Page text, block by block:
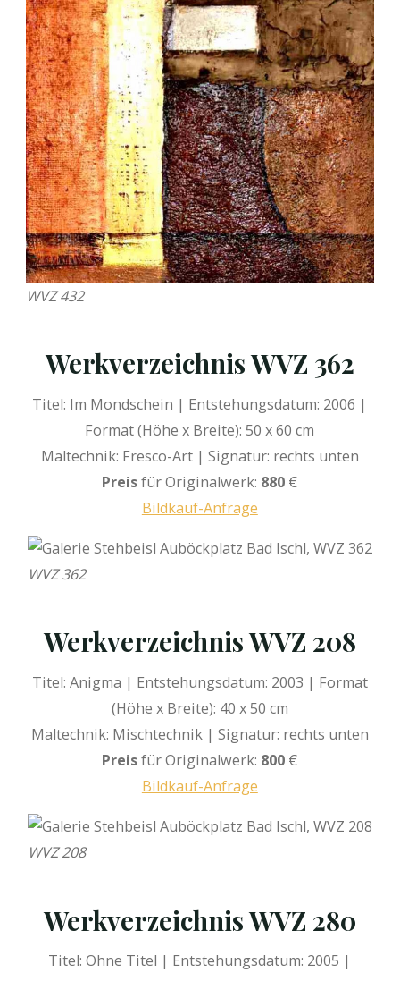
WVZ 432
Werkverzeichnis WVZ 362
Titel: Im Mondschein | Entstehungsdatum: 2006 |
Format (Höhe x Breite): 50 x 60 cm
Maltechnik: Fresco-Art | Signatur: rechts unten
Preisfür Originalwerk: 880 €
Bildkauf-Anfrage
WVZ 362
Werkverzeichnis WVZ 208
Titel: Anigma | Entstehungsdatum: 2003 | Format
(Höhe x Breite): 40 x 50 cm
Maltechnik: Mischtechnik | Signatur: rechts unten
Preisfür Originalwerk: 800 €
Bildkauf-Anfrage
WVZ 208
Werkverzeichnis WVZ 280
Titel: Ohne Titel | Entstehungsdatum: 2005 |